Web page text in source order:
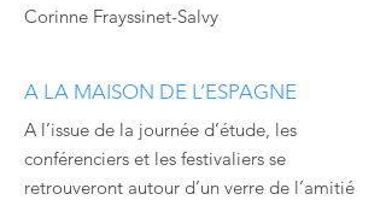
Corinne Frayssinet-Salvy
A LA MAISON DE L’ESPAGNE
A l’issue de la journée d’étude, les
conférenciers et les festivaliers se
retrouveront autour d’un verre de l’amitié